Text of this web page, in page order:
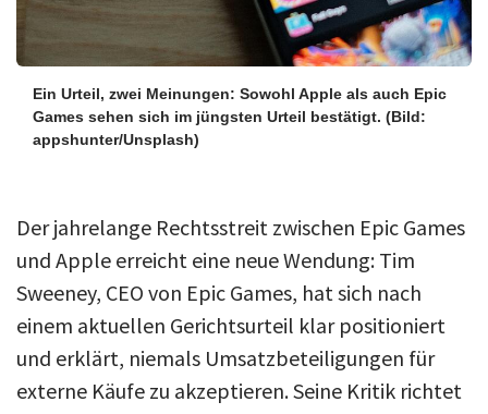
Ein Urteil, zwei Meinungen: Sowohl Apple als auch Epic
Games sehen sich im jüngsten Urteil bestätigt. (Bild:
appshunter/Unsplash)
Der jahrelange Rechtsstreit zwischen Epic Games
und Apple erreicht eine neue Wendung: Tim
Sweeney, CEO von Epic Games, hat sich nach
einem aktuellen Gerichtsurteil klar positioniert
und erklärt, niemals Umsatzbeteiligungen für
externe Käufe zu akzeptieren. Seine Kritik richtet